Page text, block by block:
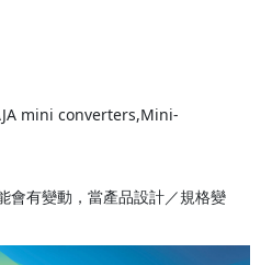
mini converters,Mini-
會有變動，當產品設計／規格變